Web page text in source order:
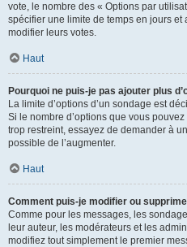
vote, le nombre des « Options par
spécifier une limite de temps en jours
modifier leurs votes.
Haut
Pourquoi ne puis-je pas ajouter plus
La limite d’options d’un sondage est
Si le nombre d’options que vous
trop restreint, essayez de demander à
possible de l’augmenter.
Haut
Comment puis-je modifier ou
Comme pour les messages, les
leur auteur, les modérateurs et les
modifiez tout simplement le premier